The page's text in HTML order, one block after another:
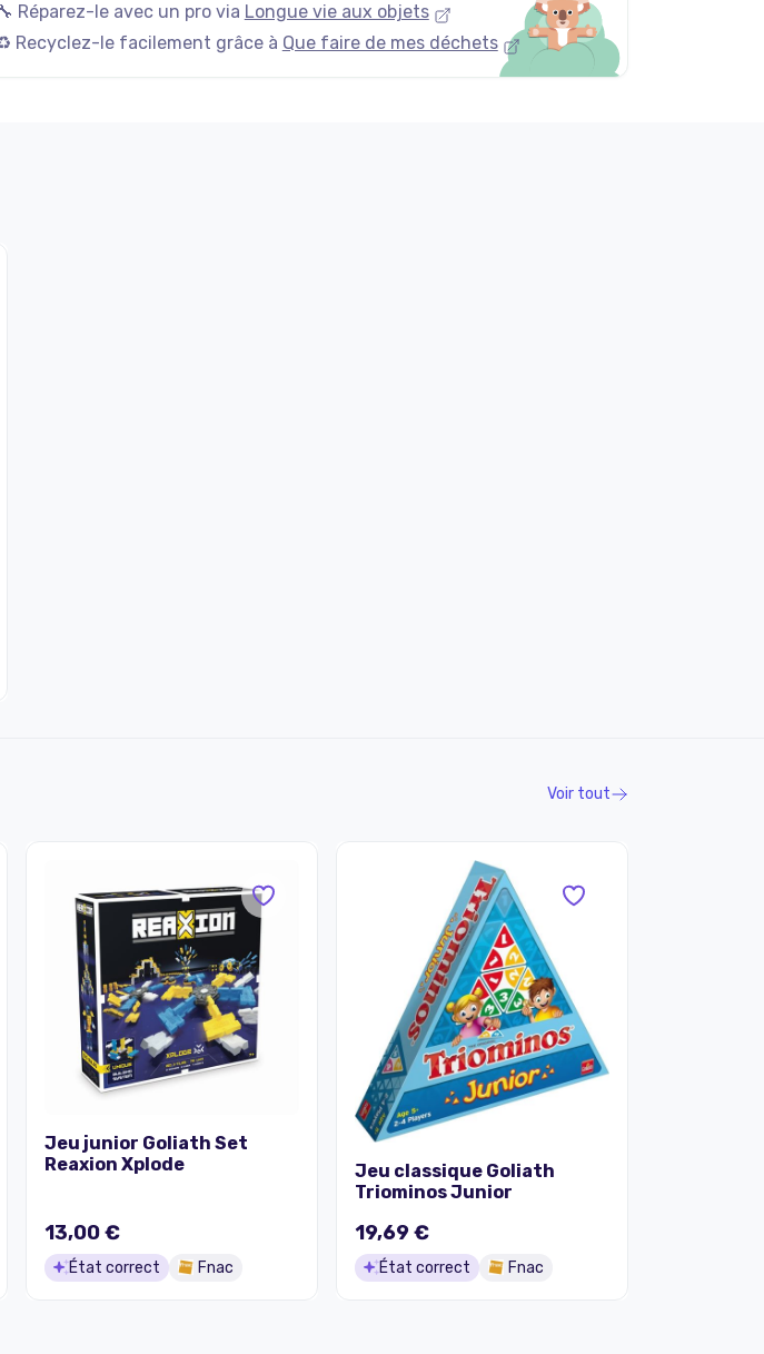
Réparez-le avec un pro via Longue vie aux objets
Recyclez-le facilement grâce à Que faire de mes déchets
Voir tout
Jeu junior Goliath Set
Reaxion Xplode
13,00 €
État correct Fnac
Jeu classique Goliath
Triominos Junior
19,69 €
État correct Fnac